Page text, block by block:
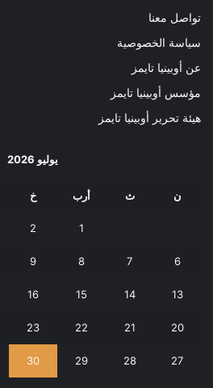
تواصل معنا
سياسة الخصوصية
عن أوبينيا تايمز
مؤسس أوبينيا تايمز
هيئة تحرير أوبينيا تايمز
يوليو 2026
ن ث أرب خ
1
2
6
7
8
9
13
14
15
16
20
21
22
23
27
28
29
30